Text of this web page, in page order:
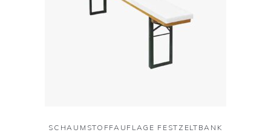
SCHAUMSTOFFAUFLAGE FESTZELTBANK